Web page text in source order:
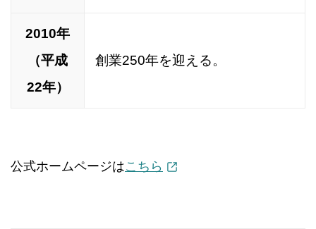
2010年
（平成
22年）
創業250年を迎える。
公式ホームページはこちら